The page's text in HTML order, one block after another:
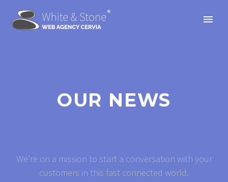
OUR NEWS
We’re on a mission to start a conversation with your
customers in this fast connected world.